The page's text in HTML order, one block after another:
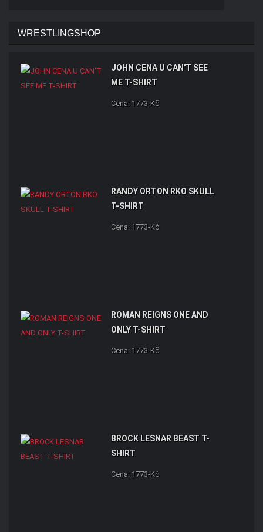
WRESTLINGSHOP
JOHN CENA U CAN'T SEE
ME T-SHIRT
Cena: 1773-Kč
RANDY ORTON RKO SKULL
T-SHIRT
Cena: 1773-Kč
ROMAN REIGNS ONE AND
ONLY T-SHIRT
Cena: 1773-Kč
BROCK LESNAR BEAST T-
SHIRT
Cena: 1773-Kč